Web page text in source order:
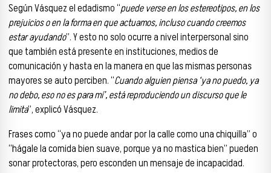
Según Vásquez el edadismo “puede verse en los estereotipos, en los
prejuicios o en la forma en que actuamos, incluso cuando creemos
estar ayudando”. Y esto no solo ocurre a nivel interpersonal sino
que también está presente en instituciones, medios de
comunicación y hasta en la manera en que las mismas personas
mayores se auto perciben. “Cuando alguien piensa ‘ya no puedo, ya
no debo, eso no es para mí’, está reproduciendo un discurso que le
limita”, explicó Vásquez.
Frases como “ya no puede andar por la calle como una chiquilla” o
“hágale la comida bien suave, porque ya no mastica bien” pueden
sonar protectoras, pero esconden un mensaje de incapacidad.